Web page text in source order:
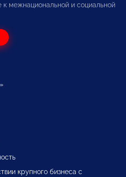
межнациональной и социальной
крупного бизнеса с